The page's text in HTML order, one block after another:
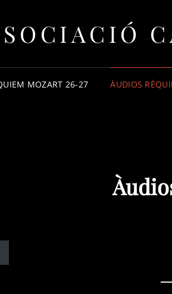
MOZART 26-27 ÀUDIOS